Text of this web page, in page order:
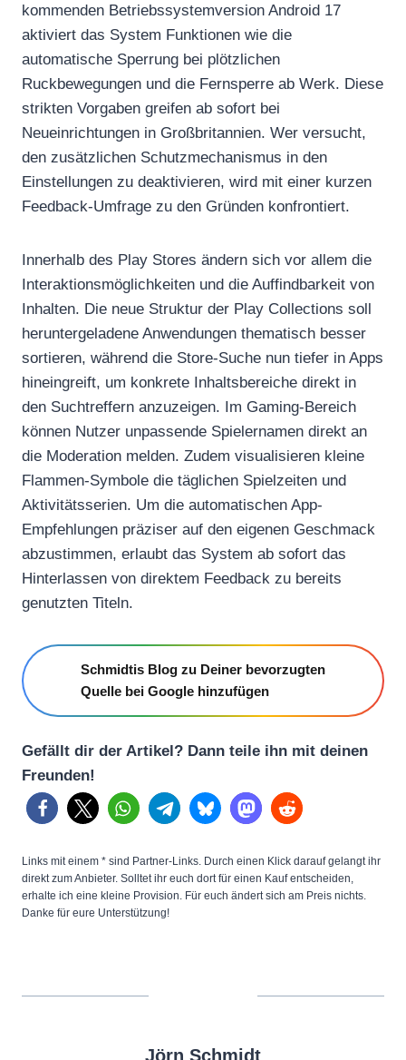
kommenden Betriebssystemversion Android 17
aktiviert das System Funktionen wie die
automatische Sperrung bei plötzlichen
Ruckbewegungen und die Fernsperre ab Werk. Diese
strikten Vorgaben greifen ab sofort bei
Neueinrichtungen in Großbritannien. Wer versucht,
den zusätzlichen Schutzmechanismus in den
Einstellungen zu deaktivieren, wird mit einer kurzen
Feedback-Umfrage zu den Gründen konfrontiert.
Innerhalb des Play Stores ändern sich vor allem die
Interaktionsmöglichkeiten und die Auffindbarkeit von
Inhalten. Die neue Struktur der Play Collections soll
heruntergeladene Anwendungen thematisch besser
sortieren, während die Store-Suche nun tiefer in Apps
hineingreift, um konkrete Inhaltsbereiche direkt in
den Suchtreffern anzuzeigen. Im Gaming-Bereich
können Nutzer unpassende Spielernamen direkt an
die Moderation melden. Zudem visualisieren kleine
Flammen-Symbole die täglichen Spielzeiten und
Aktivitätsserien. Um die automatischen App-
Empfehlungen präziser auf den eigenen Geschmack
abzustimmen, erlaubt das System ab sofort das
Hinterlassen von direktem Feedback zu bereits
genutzten Titeln.
Schmidtis Blog zu Deiner bevorzugten
Quelle bei Google hinzufügen
Gefällt dir der Artikel? Dann teile ihn mit deinen
Freunden!
Links mit einem * sind Partner-Links. Durch einen Klick darauf gelangt ihr
direkt zum Anbieter. Solltet ihr euch dort für einen Kauf entscheiden,
erhalte ich eine kleine Provision. Für euch ändert sich am Preis nichts.
Danke für eure Unterstützung!
Jörn Schmidt